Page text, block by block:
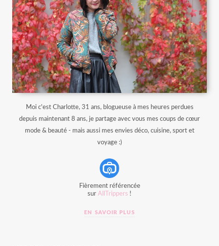
Moi c'est Charlotte, 31 ans, blogueuse à mes heures perdues
depuis maintenant 8 ans, je partage avec vous mes coups de cœur
mode & beauté - mais aussi mes envies déco, cuisine, sport et
voyage :)
Fièrement référencée
sur AllTrippers !
EN SAVOIR PLUS